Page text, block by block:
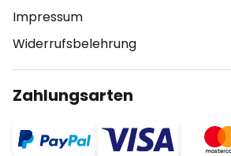
Impressum
Widerrufsbelehrung
Zahlungsarten